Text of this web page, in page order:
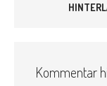
Kommentar